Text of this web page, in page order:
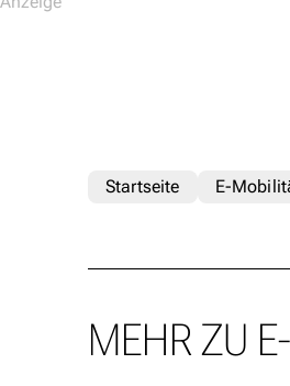
Startseite E-
MEHR ZU